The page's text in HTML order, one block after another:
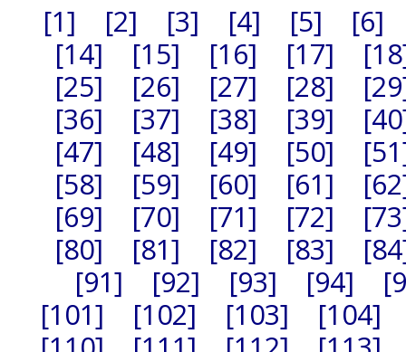
[1] [2] [3] [4] [5]
[6]
[14]
[15] [16] [17]
[25]
[26] [27] [28]
[36]
[37] [38] [39]
[47]
[48] [49] [50]
[58]
[59] [60] [61]
[69]
[70] [71] [72]
[80]
[81] [82] [83]
[91]
[92] [93] [94]
[101]
[102] [103]
[104]